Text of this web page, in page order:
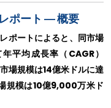
ポート ― 概要
ポートによると、同市場
平均成長率（CAGR）
場規模は14億米ドルに達
規模は10億9,000万米ド